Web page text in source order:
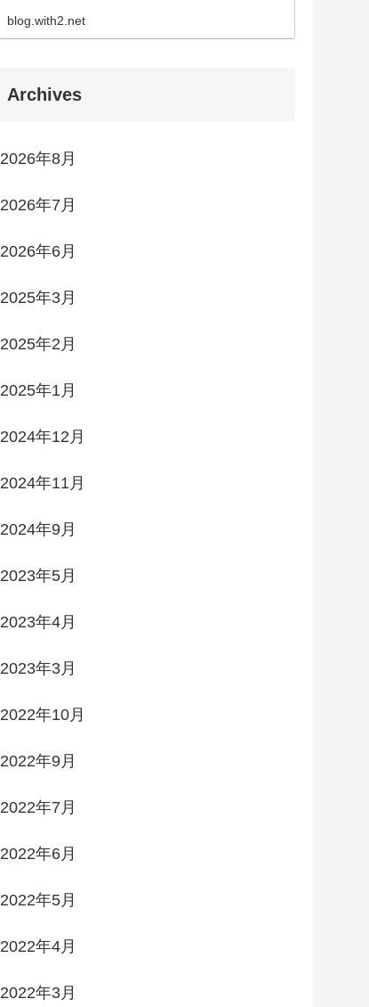
blog.with2.net
Archives
2026年8月
2026年7月
2026年6月
2025年3月
2025年2月
2025年1月
2024年12月
2024年11月
2024年9月
2023年5月
2023年4月
2023年3月
2022年10月
2022年9月
2022年7月
2022年6月
2022年5月
2022年4月
2022年3月